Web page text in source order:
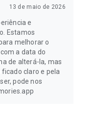
13 de maio de 2026
e
Estamos
melhorar o
a data do
de alterá-la, mas
claro e pela
pode nos